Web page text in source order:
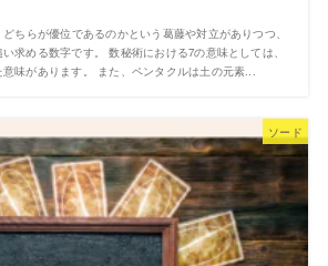
ちらが優位であるのかという葛藤や対立がありつつ、
求める数字です。 数秘術における7の意味としては、
味があります。 また、ペンタクルは土の元素...
ソード